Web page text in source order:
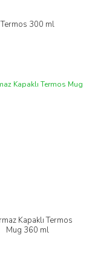
Termos 300 ml
Kapaklı Termos
Mug 360 ml